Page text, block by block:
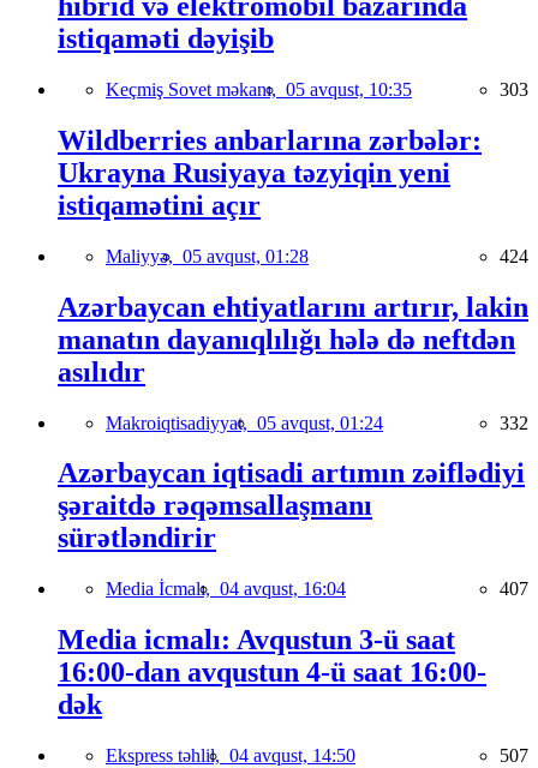
istiqaməti dəyişib
Keçmiş Sovet məkanı, 05 avqust, 10:35 303
Wildberries anbarlarına zərbələr:
Ukrayna Rusiyaya təzyiqin yeni
istiqamətini açır
Maliyyə, 05 avqust, 01:28 424
Azərbaycan ehtiyatlarını artırır, lakin
manatın dayanıqlılığı hələ də neftdən
asılıdır
Makroiqtisadiyyat, 05 avqust, 01:24 332
Azərbaycan iqtisadi artımın zəiflədiyi
şəraitdə rəqəmsallaşmanı
sürətləndirir
Media İcmalı, 04 avqust, 16:04 407
Media icmalı: Avqustun 3-ü saat
16:00-dan avqustun 4-ü saat 16:00-
dək
Ekspress təhlil, 04 avqust, 14:50 507